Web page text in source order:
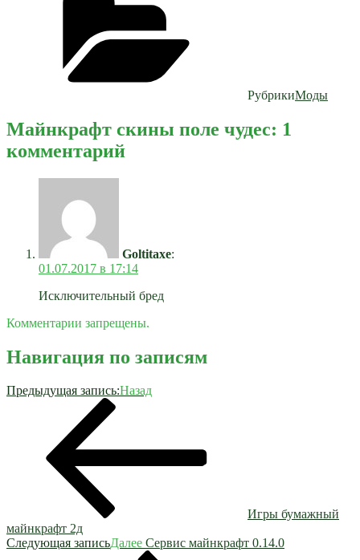
РубрикиМоды
Майнкрафт скины поле чудес: 1
комментарий
Goltitaxe:
01.07.2017 в 17:14
Исключительный бред
Комментарии запрещены.
Навигация по записям
Предыдущая запись:Назад
Игры бумажный
майнкрафт 2д
Следующая записьДалее Сервис майнкрафт 0.14.0